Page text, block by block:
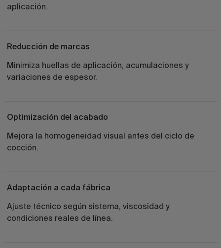
aplicación.
Reducción de marcas
Minimiza huellas de aplicación, acumulaciones y
variaciones de espesor.
Optimización del acabado
Mejora la homogeneidad visual antes del ciclo de
cocción.
Adaptación a cada fábrica
Ajuste técnico según sistema, viscosidad y
condiciones reales de línea.